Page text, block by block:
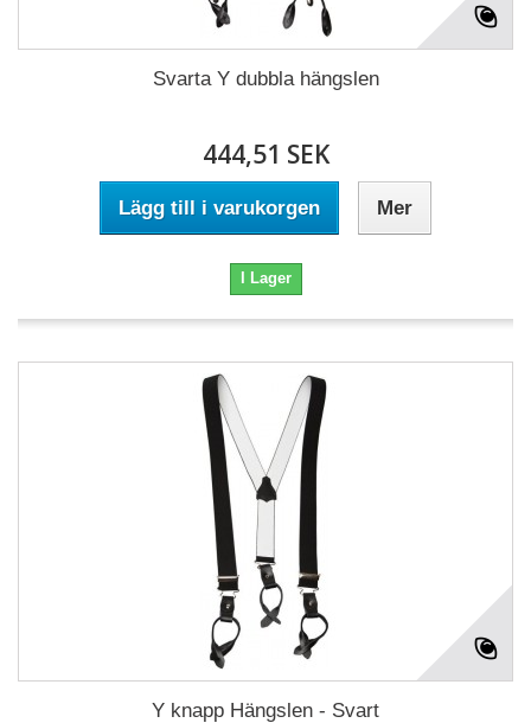
Svarta Y dubbla hängslen
444,51 SEK
Lägg till i varukorgen Mer
I Lager
Y knapp Hängslen - Svart